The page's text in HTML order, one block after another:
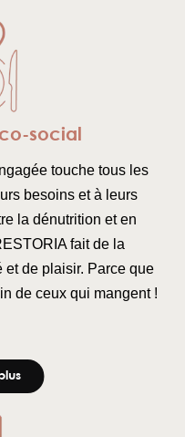
social
touche tous les
besoins et à leurs
la dénutrition et en
fait de la
et de plaisir. Parce que
de ceux qui mangent !